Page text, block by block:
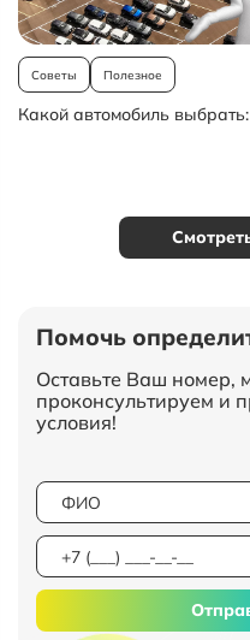
Советы Полезное
Какой автомобиль
Помочь
Оставьте Ваш номер,
проконсультируем и
условия!